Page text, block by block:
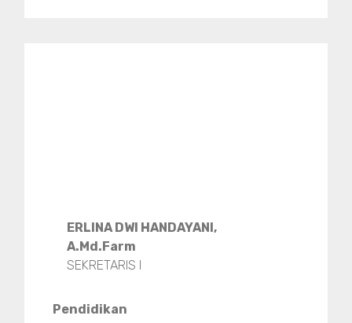
ERLINA DWI HANDAYANI,
A.Md.Farm
SEKRETARIS I
Pendidikan